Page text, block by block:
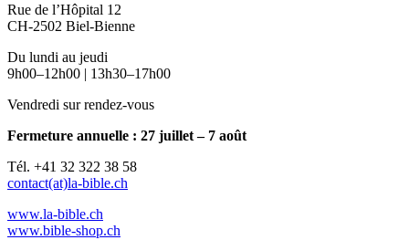
Rue de l’Hôpital 12
CH-2502 Biel-Bienne
Du lundi au jeudi
9h00–12h00 | 13h30–17h00
Vendredi sur rendez-vous
Fermeture annuelle : 27 juillet – 7 août
Tél. +41 32 322 38 58
contact(at)la-bible.ch
www.la-bible.ch
www.bible-shop.ch